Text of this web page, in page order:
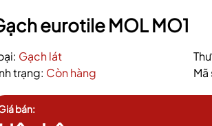
eurotile MOL MO1
Gạch lát
trạng: Còn hàng Mã
bán:
Điều kiện: